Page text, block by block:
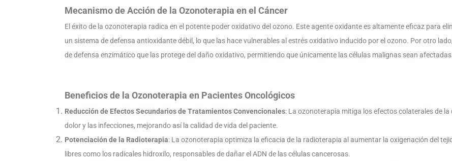
Mecanismo de Acción de la Ozonoterapia en el Cáncer
El éxito de la ozonoterapia radica en el potente poder oxidativo del ozono. Este agente oxidante es altamente eficaz para
un sistema de defensa antioxidante débil, lo que las hace vulnerables al estrés oxidativo inducido por el ozono. Por otro
de defensa enzimático que las protege del daño oxidativo, permitiendo que únicamente las células malignas sean afectadas.
Beneficios de la Ozonoterapia en Pacientes Oncológicos
Reducción de Efectos Secundarios de Tratamientos Convencionales: La ozonoterapia mitiga los efectos colaterales de
dolor y las infecciones, mejorando así la calidad de vida del paciente.
Potenciación de la Radioterapia: La ozonoterapia optimiza la eficacia de la radioterapia al aumentar la oxigenación del
libres como los radicales hidroxilo, responsables de dañar el ADN de las células cancerosas.